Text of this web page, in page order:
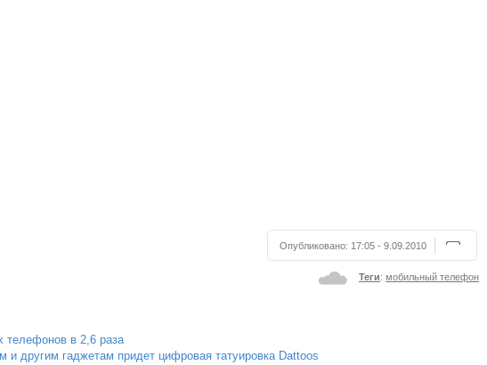
Опубликовано: 17:05 - 9.09.2010
Теги: мобильный телефон
телефонов в 2,6 раза
другим гаджетам придет цифровая татуировка Dattoos